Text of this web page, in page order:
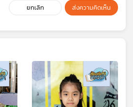
ยกเลิก ส่งความคิดเห็น